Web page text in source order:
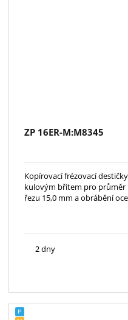
ZP 16ER-M:M8345
Kopírovací frézovací
kulovým břitem pro průměr
řezu 15,0 mm a obrábění
2 dny